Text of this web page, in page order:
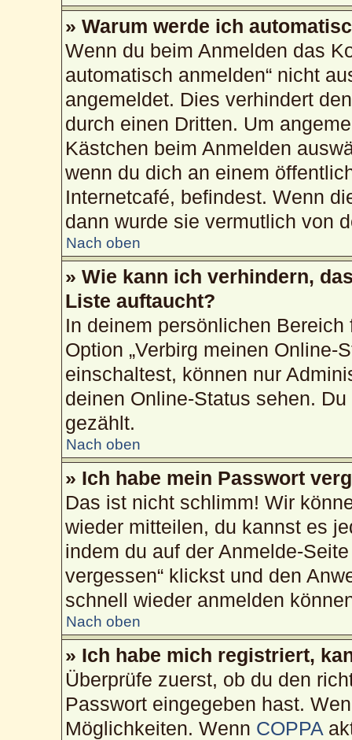
» Warum werde ich
Wenn du beim Anmelden das
automatisch anmelden“ nicht
angemeldet. Dies verhindert
durch einen Dritten. Um
Kästchen beim Anmelden
wenn du dich an einem
Internetcafé, befindest. Wenn
dann wurde sie vermutlich von
Nach oben
» Wie kann ich verhindern,
Liste auftaucht?
In deinem persönlichen
Option „Verbirg meinen Online-
einschaltest, können nur
deinen Online-Status sehen.
gezählt.
Nach oben
» Ich habe mein Passwort
Das ist nicht schlimm! Wir
wieder mitteilen, du kannst es
indem du auf der Anmelde-
vergessen“ klickst und den
schnell wieder anmelden
Nach oben
» Ich habe mich registriert,
Überprüfe zuerst, ob du den
Passwort eingegeben hast.
Möglichkeiten. Wenn COPPA